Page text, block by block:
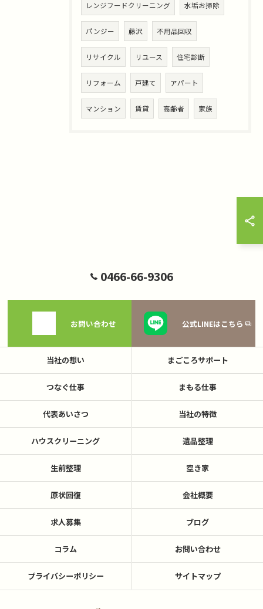
レンジフードクリーニング 水垢お掃除
パンジー 藤沢 不用品回収
リサイクル リユース 住宅診断
リフォーム 戸建て アパート
マンション 賃貸 高齢者 家族
0466-66-9306
お問い合わせ 公式LINEはこちら
当社の想い まごころサポート
つなぐ仕事 まもる仕事
代表あいさつ 当社の特徴
ハウスクリーニング 遺品整理
生前整理 空き家
原状回復 会社概要
求人募集 ブログ
コラム お問い合わせ
プライバシーポリシー サイトマップ